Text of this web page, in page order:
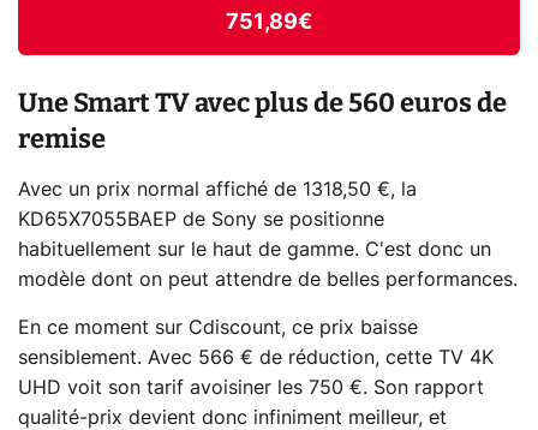
751,89€
Une Smart TV avec plus de 560 euros de
remise
Avec un prix normal affiché de 1318,50 €, la
KD65X7055BAEP de Sony se positionne
habituellement sur le haut de gamme. C'est donc un
modèle dont on peut attendre de belles performances.
En ce moment sur Cdiscount, ce prix baisse
sensiblement. Avec 566 € de réduction, cette TV 4K
UHD voit son tarif avoisiner les 750 €. Son rapport
qualité-prix devient donc infiniment meilleur, et